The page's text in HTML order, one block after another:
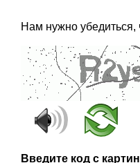
Нам нужно убедиться,
Введите код с